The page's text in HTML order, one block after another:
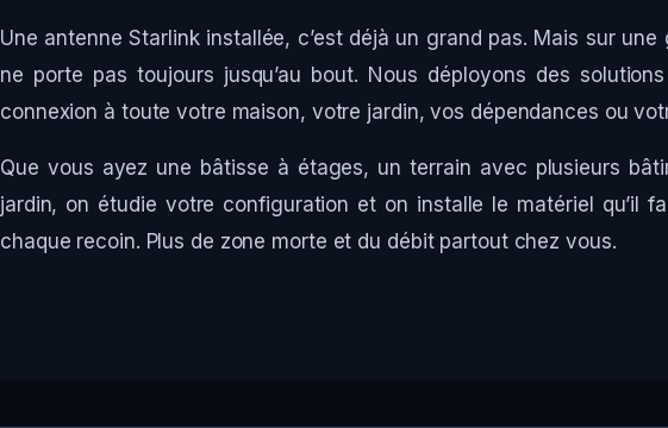
Une antenne Starlink installée, c’est déjà un grand pas. Mais sur
ne porte pas toujours jusqu’au bout. Nous déployons des
connexion à toute votre maison, votre jardin, vos dépendances ou
Que vous ayez une bâtisse à étages, un terrain avec plusieurs
jardin, on étudie votre configuration et on installe le matériel qu’il
chaque recoin. Plus de zone morte et du débit partout chez vous.